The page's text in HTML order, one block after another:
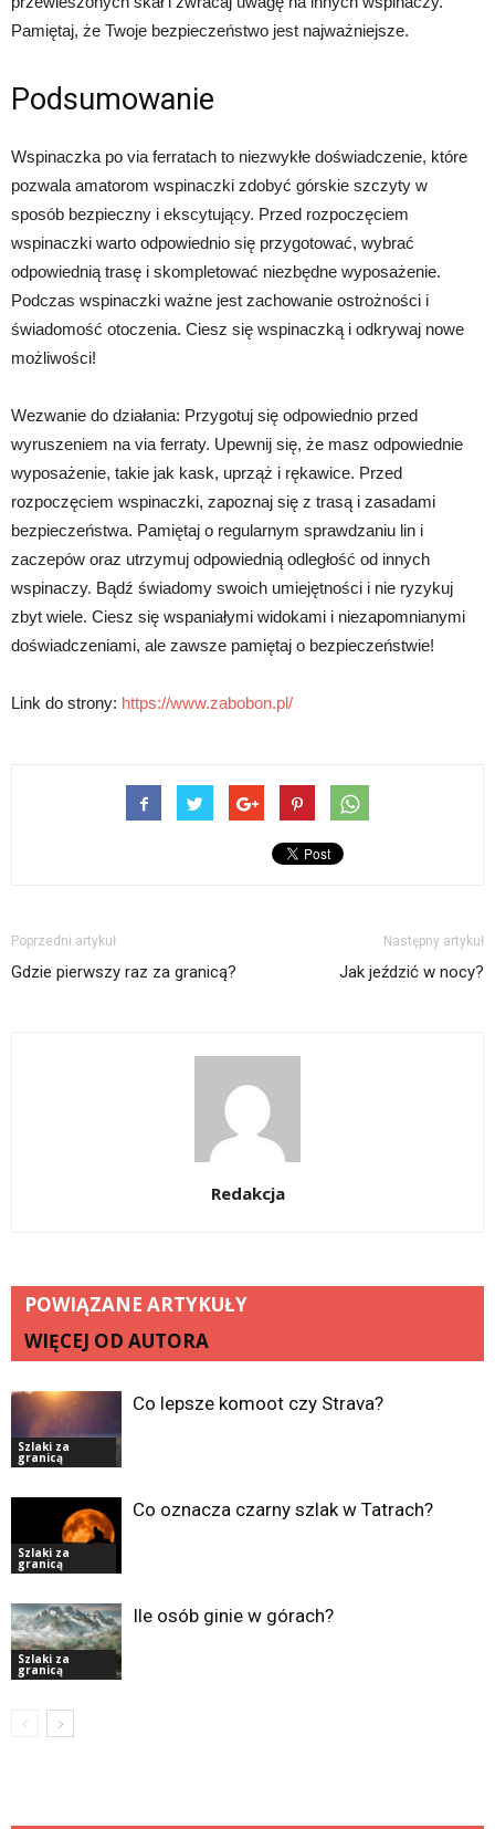
Pamiętaj, że Twoje bezpieczeństwo jest najważniejsze.
Podsumowanie
Wspinaczka po via ferratach to niezwykłe doświadczenie, które
pozwala amatorom wspinaczki zdobyć górskie szczyty w
sposób bezpieczny i ekscytujący. Przed rozpoczęciem
wspinaczki warto odpowiednio się przygotować, wybrać
odpowiednią trasę i skompletować niezbędne wyposażenie.
Podczas wspinaczki ważne jest zachowanie ostrożności i
świadomość otoczenia. Ciesz się wspinaczką i odkrywaj nowe
możliwości!
Wezwanie do działania: Przygotuj się odpowiednio przed
wyruszeniem na via ferraty. Upewnij się, że masz odpowiednie
wyposażenie, takie jak kask, uprząż i rękawice. Przed
rozpoczęciem wspinaczki, zapoznaj się z trasą i zasadami
bezpieczeństwa. Pamiętaj o regularnym sprawdzaniu lin i
zaczepów oraz utrzymuj odpowiednią odległość od innych
wspinaczy. Bądź świadomy swoich umiejętności i nie ryzykuj
zbyt wiele. Ciesz się wspaniałymi widokami i niezapomnianymi
doświadczeniami, ale zawsze pamiętaj o bezpieczeństwie!
Link do strony: https://www.zabobon.pl/
Poprzedni artykuł
Gdzie pierwszy raz za granicą?
Następny artykuł
Jak jeździć w nocy?
Redakcja
POWIĄZANE ARTYKUŁY
WIĘCEJ OD AUTORA
Szlaki za
granicą
Co lepsze komoot czy Strava?
Szlaki za
granicą
Co oznacza czarny szlak w Tatrach?
Szlaki za
granicą
Ile osób ginie w górach?